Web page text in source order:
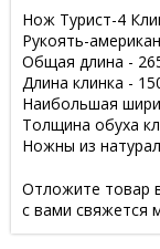
Нож Турист-4
Рукоять-
Общая длина -
Длина клинка -
Наибольшая
Толщина обуха
Ножны из
Отложите товар
с вами свяжется